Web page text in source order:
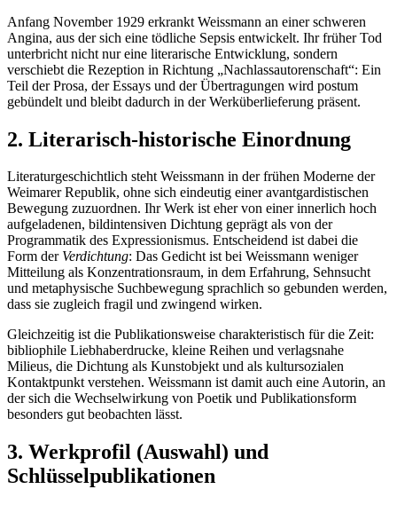
Anfang November 1929 erkrankt Weissmann an einer schweren
Angina, aus der sich eine tödliche Sepsis entwickelt. Ihr früher Tod
unterbricht nicht nur eine literarische Entwicklung, sondern
verschiebt die Rezeption in Richtung „Nachlassautorenschaft“: Ein
Teil der Prosa, der Essays und der Übertragungen wird postum
gebündelt und bleibt dadurch in der Werküberlieferung präsent.
2. Literarisch-historische Einordnung
Literaturgeschichtlich steht Weissmann in der frühen Moderne der
Weimarer Republik, ohne sich eindeutig einer avantgardistischen
Bewegung zuzuordnen. Ihr Werk ist eher von einer innerlich hoch
aufgeladenen, bildintensiven Dichtung geprägt als von der
Programmatik des Expressionismus. Entscheidend ist dabei die
Form der Verdichtung: Das Gedicht ist bei Weissmann weniger
Mitteilung als Konzentrationsraum, in dem Erfahrung, Sehnsucht
und metaphysische Suchbewegung sprachlich so gebunden werden,
dass sie zugleich fragil und zwingend wirken.
Gleichzeitig ist die Publikationsweise charakteristisch für die Zeit:
bibliophile Liebhaberdrucke, kleine Reihen und verlagsnahe
Milieus, die Dichtung als Kunstobjekt und als kultursozialen
Kontaktpunkt verstehen. Weissmann ist damit auch eine Autorin, an
der sich die Wechselwirkung von Poetik und Publikationsform
besonders gut beobachten lässt.
3. Werkprofil (Auswahl) und
Schlüsselpublikationen